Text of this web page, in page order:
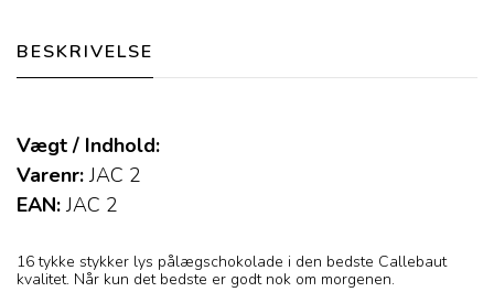
BESKRIVELSE
Vægt / Indhold:
Varenr: JAC 2
EAN: JAC 2
16 tykke stykker lys pålægschokolade i den bedste Callebaut
kvalitet. Når kun det bedste er godt nok om morgenen.